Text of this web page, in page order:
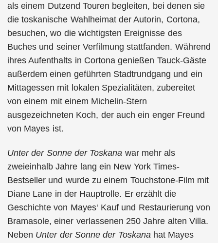
als einem Dutzend Touren begleiten, bei denen sie
die toskanische Wahlheimat der Autorin, Cortona,
besuchen, wo die wichtigsten Ereignisse des
Buches und seiner Verfilmung stattfanden. Während
ihres Aufenthalts in Cortona genießen Tauck-Gäste
außerdem einen geführten Stadtrundgang und ein
Mittagessen mit lokalen Spezialitäten, zubereitet
von einem mit einem Michelin-Stern
ausgezeichneten Koch, der auch ein enger Freund
von Mayes ist.
Unter der Sonne der Toskana war mehr als
zweieinhalb Jahre lang ein New York Times-
Bestseller und wurde zu einem Touchstone-Film mit
Diane Lane in der Hauptrolle. Er erzählt die
Geschichte von Mayes‘ Kauf und Restaurierung von
Bramasole, einer verlassenen 250 Jahre alten Villa.
Neben Unter der Sonne der Toskanahat Mayes